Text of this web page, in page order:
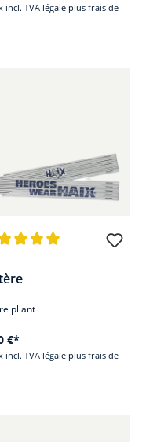
incl. TVA légale plus frais de
pliant
€*
incl. TVA légale plus frais de